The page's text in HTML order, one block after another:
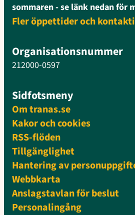
sommaren - se länk nedan för
Fler öppettider och
Organisationsnummer
212000-0597
Sidfotsmeny
Om tranas.se
Kakor och cookies
RSS-flöden
Tillgänglighet
Hantering av
Webbkarta
Anslagstavlan för beslut
Personalingång